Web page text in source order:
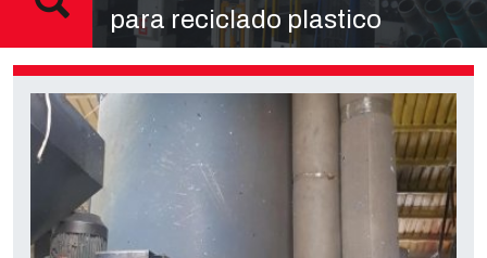
para reciclado plastico